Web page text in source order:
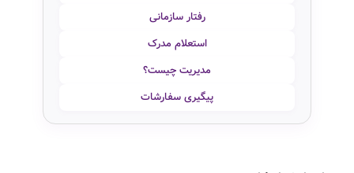
رفتار سازمانی
استعلام مدرک
مدیریت چیست؟
پیگیری سفارشات